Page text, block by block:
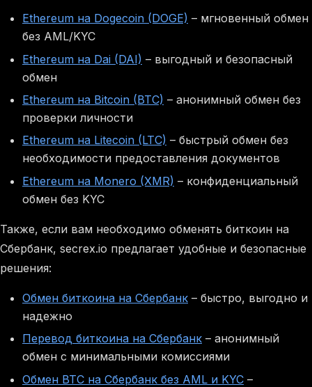
Ethereum на Dogecoin (DOGE) – мгновенный обмен
без AML/KYC
Ethereum на Dai (DAI) – выгодный и безопасный
обмен
Ethereum на Bitcoin (BTC) – анонимный обмен без
проверки личности
Ethereum на Litecoin (LTC) – быстрый обмен без
необходимости предоставления документов
Ethereum на Monero (XMR) – конфиденциальный
обмен без KYC
Также, если вам необходимо обменять биткоин на
Сбербанк, secrex.io предлагает удобные и безопасные
решения:
Обмен биткоина на Сбербанк – быстро, выгодно и
надежно
Перевод биткоина на Сбербанк – анонимный
обмен с минимальными комиссиями
Обмен BTC на Сбербанк без AML и KYC –